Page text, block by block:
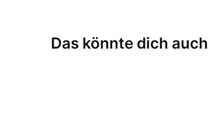
Das könnte dich